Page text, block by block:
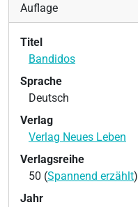
Auflage
Titel
Bandidos
Sprache
Deutsch
Verlag
Verlag Neues Leben
Verlagsreihe
50 (Spannend erzählt)
Jahr